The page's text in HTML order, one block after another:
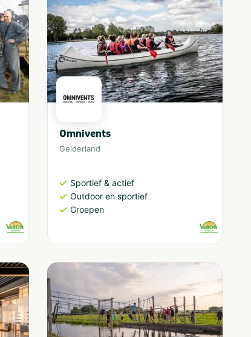
Omnivents
Gelderland
Sportief & actief
Outdoor en sportief
Groepen